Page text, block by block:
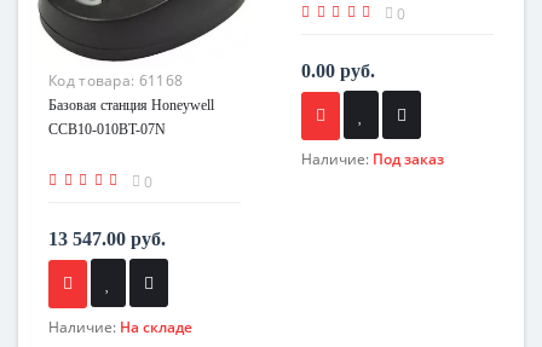
Код товара: 61168
Базовая станция Honeywell
CCB10-010BT-07N
0
13 547.00 руб.
Наличие: На складе
0
0.00 руб.
Наличие: Под заказ